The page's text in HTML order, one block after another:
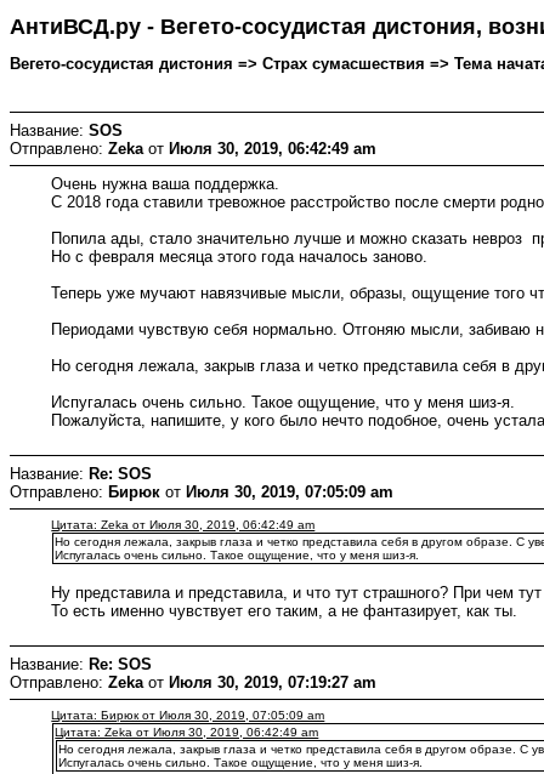
АнтиВСД.ру - Вегето-сосудистая дистония,
Вегето-сосудистая дистония => Страх сумасшествия => Тема
Название: SOS
Отправлено: Zeka от Июля 30, 2019, 06:42:49 am
Очень нужна ваша поддержка.
С 2018 года ставили тревожное расстройство после смерти
Попила ады, стало значительно лучше и можно сказать невроз
Но с февраля месяца этого года началось заново.
Теперь уже мучают навязчивые мысли, образы, ощущение того
Периодами чувствую себя нормально. Отгоняю мысли, забиваю
Но сегодня лежала, закрыв глаза и четко представила себя в
Испугалась очень сильно. Такое ощущение, что у меня шиз-я.
Пожалуйста, напишите, у кого было нечто подобное, очень устала
Название: Re: SOS
Отправлено: Бирюк от Июля 30, 2019, 07:05:09 am
Цитата: Zeka от Июля 30, 2019, 06:42:49 am
Но сегодня лежала, закрыв глаза и четко представила себя в другом образе. С
Испугалась очень сильно. Такое ощущение, что у меня шиз-я.
Ну представила и представила, и что тут страшного? При чем
То есть именно чувствует его таким, а не фантазирует, как ты.
Название: Re: SOS
Отправлено: Zeka от Июля 30, 2019, 07:19:27 am
Цитата: Бирюк от Июля 30, 2019, 07:05:09 am
Цитата: Zeka от Июля 30, 2019, 06:42:49 am
Но сегодня лежала, закрыв глаза и четко представила себя в другом образе. С
Испугалась очень сильно. Такое ощущение, что у меня шиз-я.